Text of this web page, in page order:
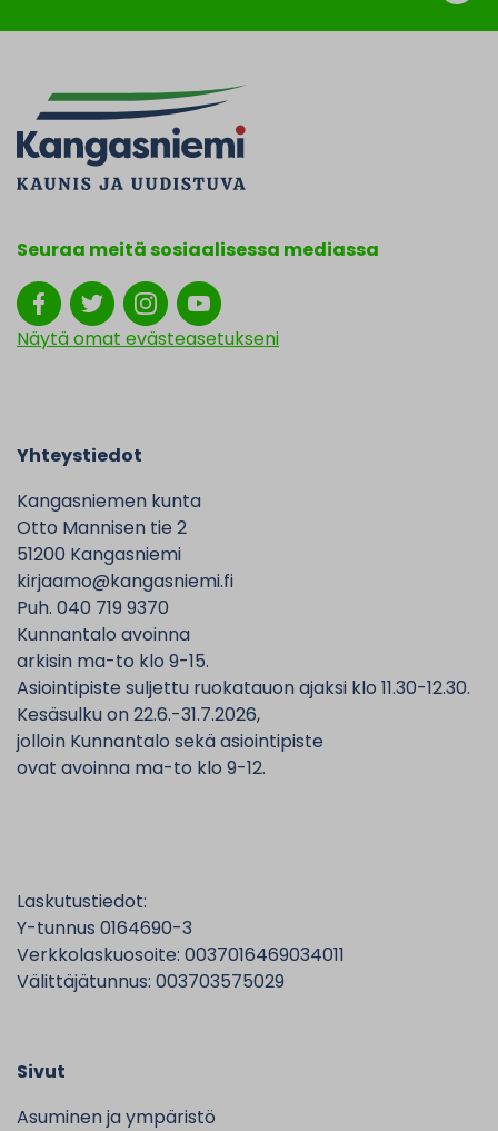
Seuraa meitä sosiaalisessa mediassa
Näytä omat evästeasetukseni
Yhteystiedot
Kangasniemen kunta
Otto Mannisen tie 2
51200 Kangasniemi
kirjaamo@kangasniemi.fi
Puh. 040 719 9370
Kunnantalo avoinna
arkisin ma-to klo 9-15.
Asiointipiste suljettu ruokatauon ajaksi klo 11.30-12.30.
Kesäsulku on 22.6.-31.7.2026,
jolloin Kunnantalo sekä asiointipiste
ovat avoinna ma-to klo 9-12.
Laskutustiedot:
Y-tunnus 0164690-3
Verkkolaskuosoite: 0037016469034011
Välittäjätunnus: 003703575029
Sivut
Asuminen ja ympäristö